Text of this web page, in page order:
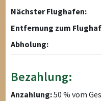
Nächster Flughafen:
Entfernung zum
Abholung:
Bezahlung:
Anzahlung:50 % vom